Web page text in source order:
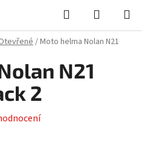
Hledat
KOŠÍK
/Moto helma Nolan N21
N21
2